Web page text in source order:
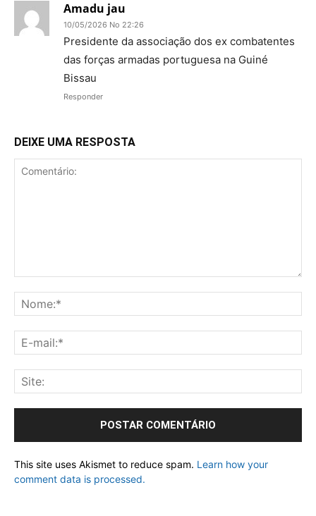
Amadu jau
10/05/2026 No 22:26
Presidente da associação dos ex combatentes
das forças armadas portuguesa na Guiné
Bissau
Responder
DEIXE UMA RESPOSTA
This site uses Akismet to reduce spam. Learn how your
comment data is processed.